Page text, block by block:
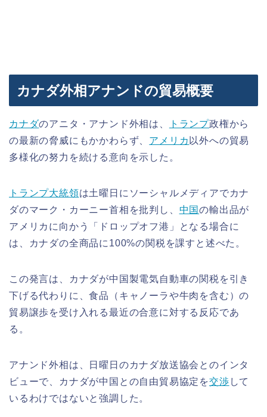
カナダ外相アナンドの貿易概要
カナダのアニタ・アナンド外相は、 トランプ政権から
の最新の脅威にもかかわらず、 アメリカ 以外への貿易
多様化の努力を続ける意向を示した。
トランプ大統領は土曜日にソーシャルメディアでカナ
ダのマーク・カーニー首相を批判し、 中国の輸出品が
アメリカに向かう「ドロップオフ港」となる場合に
は、カナダの全商品に100%の関税を課すと述べた。
この発言は、カナダが中国製電気自動車の関税を引き
下げる代わりに、食品（キャノーラや牛肉を含む）の
貿易譲歩を受け入れる最近の合意に対する反応であ
る。
アナンド外相は、日曜日のカナダ放送協会とのインタ
ビューで、カナダが中国との自由貿易協定を交渉 して
いるわけではないと強調した。